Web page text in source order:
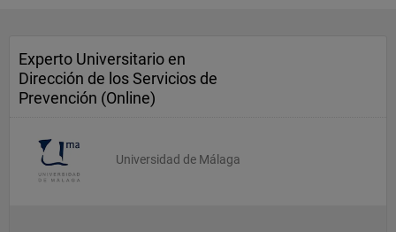
Experto Universitario en
Dirección de los Servicios de
Prevención (Online)
Universidad de Málaga